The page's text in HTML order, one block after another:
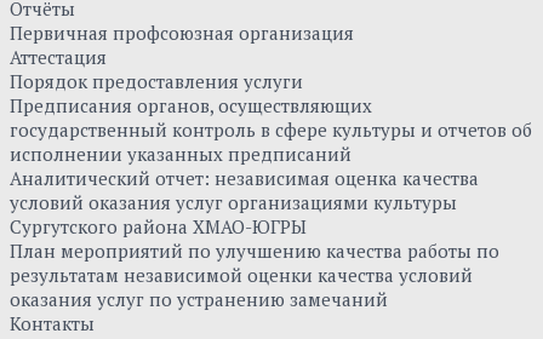
Отчёты
Первичная профсоюзная организация
Аттестация
Порядок предоставления услуги
Предписания органов, осуществляющих
государственный контроль в сфере культуры и отчетов об
исполнении указанных предписаний
Аналитический отчет: независимая оценка качества
условий оказания услуг организациями культуры
Сургутского района ХМАО-ЮГРЫ
План мероприятий по улучшению качества работы по
результатам независимой оценки качества условий
оказания услуг по устранению замечаний
Контакты